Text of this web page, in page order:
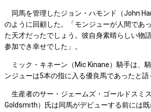
同馬を管理したジョン・ハモンド（John
のように回顧した。「モンジューが人間であ
た天才だったでしょう。彼自身素晴らしい物
参加でき幸せでした」。
ミック・キネーン（Mic Kinane）騎手は、
ンジューは5本の指に入る優良馬であったと語
生産者のサー・ジェームズ・ゴールドスミ
Goldsmith）氏は同馬がデビューする前には